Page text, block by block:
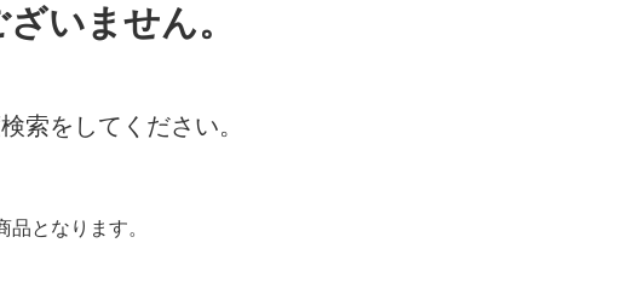
b7 %D0%BF%D0%B5%D1%80%D0%B5%D0%B4%D0%BD%D0%B8%D0%B5
%C3%A0 payer streaming vf
greenland thu%E1%BB%99c
いません。
索をしてください。
となります。